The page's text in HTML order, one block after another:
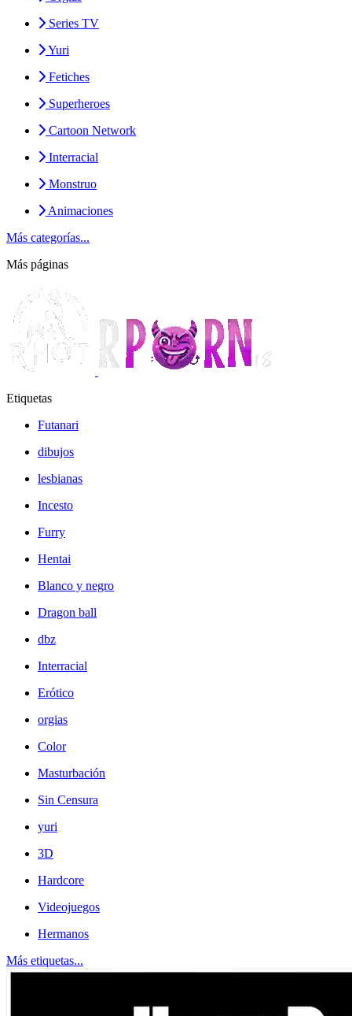
Series TV
Yuri
Fetiches
Superheroes
Cartoon Network
Interracial
Monstruo
Animaciones
Más categorías...
Más páginas
Etiquetas
Futanari
dibujos
lesbianas
Incesto
Furry
Hentai
Blanco y negro
Dragon ball
dbz
Interracial
Erótico
orgias
Color
Masturbación
Sin Censura
yuri
3D
Hardcore
Videojuegos
Hermanos
Más etiquetas...